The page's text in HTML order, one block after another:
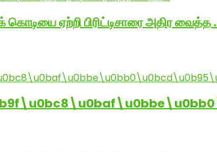
ஏற்றி பிரிட்டிசாரை அதிர வைத்த